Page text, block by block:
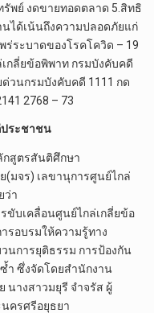
รัพย์ งดขายทอดตลาด 5.สิทธิ
ได้เน้นถึงความปลอดภัยแก่
ร่ระบาดของโรคโควิด – 19
กลี่ยข้อพิพาท กรมบังคับคดี
วนกรมบังคับคดี 1111 กด
2768 – 73
ประชาชน
กสูตรสันติศึกษา
มจร) เลขานุการศูนย์ไกล่
ว่า
ขับเคลื่อนศูนย์ไกล่เกลี่ยข้อ
รอบรมให้ความรู้ทาง
นการยุติธรรม การป้องกัน
ำ ซึ่งจัดโดยสำนักงาน
นางสาวมยุรี จำจรัส ผู้
ครศรีอยุธยา